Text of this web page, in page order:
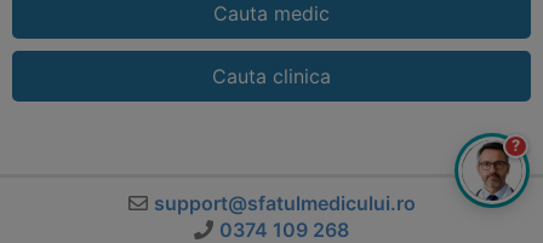
Cauta medic
Cauta clinica
support@sfatulmedicului.ro
0374 109 268
?